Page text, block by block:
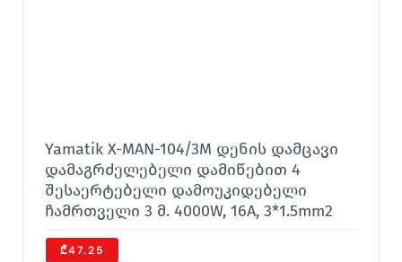
Yamatik X-MAN-104/3M დენის დამცავი
დამაგრძელებელი დამიწებით 4
შესაერტებელი დამოუკიდებელი
ჩამრთველი 3 მ. 4000W, 16A, 3*1.5mm2
₾47.25